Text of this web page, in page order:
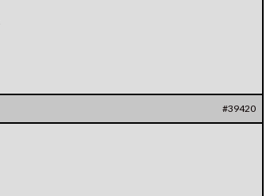
#39420